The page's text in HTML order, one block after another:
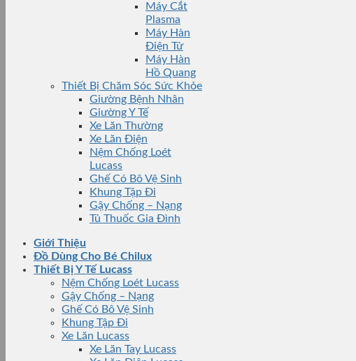
Máy Cắt
Plasma
Máy Hàn
Điện Tử
Máy Hàn
Hồ Quang
Thiết Bị Chăm Sóc Sức Khỏe
Giường Bệnh Nhân
Giường Y Tế
Xe Lăn Thường
Xe Lăn Điện
Nệm Chống Loét
Lucass
Ghế Có Bô Vệ Sinh
Khung Tập Đi
Gậy Chống – Nạng
Tủ Thuốc Gia Đình
Giới Thiệu
Đồ Dùng Cho Bé Chilux
Thiết Bị Y Tế Lucass
Nệm Chống Loét Lucass
Gậy Chống – Nạng
Ghế Có Bô Vệ Sinh
Khung Tập Đi
Xe Lăn Lucass
Xe Lăn Tay Lucass